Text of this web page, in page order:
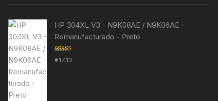
HP 304XL V3 - N9K08AE / N9K06AE -
Remanufacturado - Preto
Avaliação
5.00 de 5
€17,13